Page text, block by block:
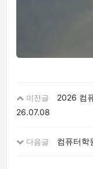
이전글
2026 컴
26.07.08
다음글 컴퓨터학